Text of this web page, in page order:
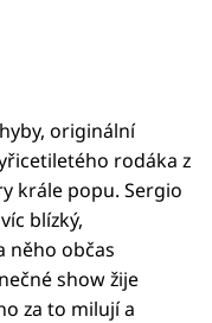
originální
rodáka z
krále popu. Sergio
blízký,
něho občas
show žije
za to milují a